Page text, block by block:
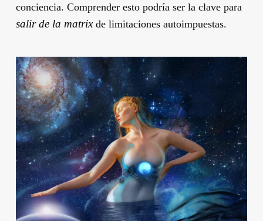
conciencia. Comprender esto podría ser la clave para
salir de la matrixde limitaciones autoimpuestas.